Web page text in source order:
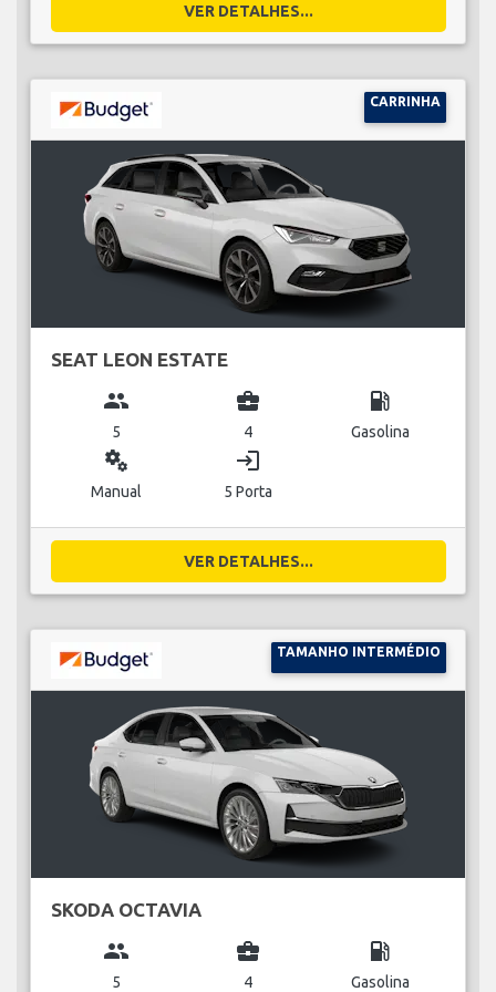
VER DETALHES...
CARRINHA
SEAT LEON ESTATE
group
5
business_center
4
local_gas_station
Gasolina
miscellaneous_services
Manual
login
5 Porta
VER DETALHES...
TAMANHO INTERMÉDIO
SKODA OCTAVIA
group
5
business_center
4
local_gas_station
Gasolina